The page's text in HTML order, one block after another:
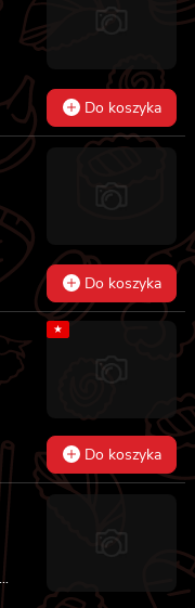
Do koszyka
Do koszyka
★
Do koszyka